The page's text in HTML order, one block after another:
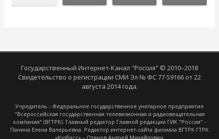
Государственный Интернет-Канал "Россия" © 2010–2018
Свидетельство о регистрации СМИ Эл № ФС 77-59166 от 22
августа 2014 года.
Учредитель - Федеральное государственное унитарное предприятие
"Всероссийская государственная телевизионная и радиовещательная
компания" (ВГТРК). Главный редактор Главной редакции ГИК "Россия" -
Панина Елена Валерьевна. Редактор интернет-сайта филиала ВГТРК ГТРК
«Кузбасс» – Отинов Андрей Михайлович.